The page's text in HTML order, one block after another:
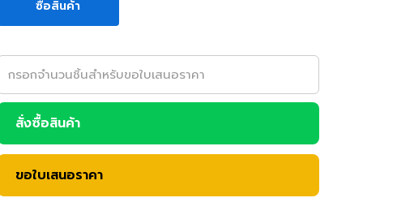
ซื้อสินค้า
สั่งซื้อสินค้า
ขอใบเสนอราคา